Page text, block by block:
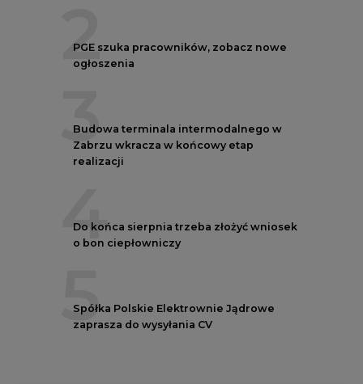
2
PGE szuka pracowników, zobacz nowe
ogłoszenia
3
Budowa terminala intermodalnego w
Zabrzu wkracza w końcowy etap
realizacji
4
Do końca sierpnia trzeba złożyć wniosek
o bon ciepłowniczy
5
Spółka Polskie Elektrownie Jądrowe
zaprasza do wysyłania CV